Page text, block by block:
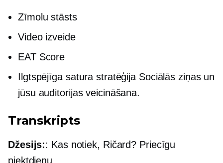
Zīmolu stāsts
Video izveide
EAT Score
Ilgtspējīga satura stratēģija Sociālās ziņas un
jūsu auditorijas veicināšana.
Transkripts
Džesijs:: Kas notiek, Ričard? Priecīgu
piektdienu.